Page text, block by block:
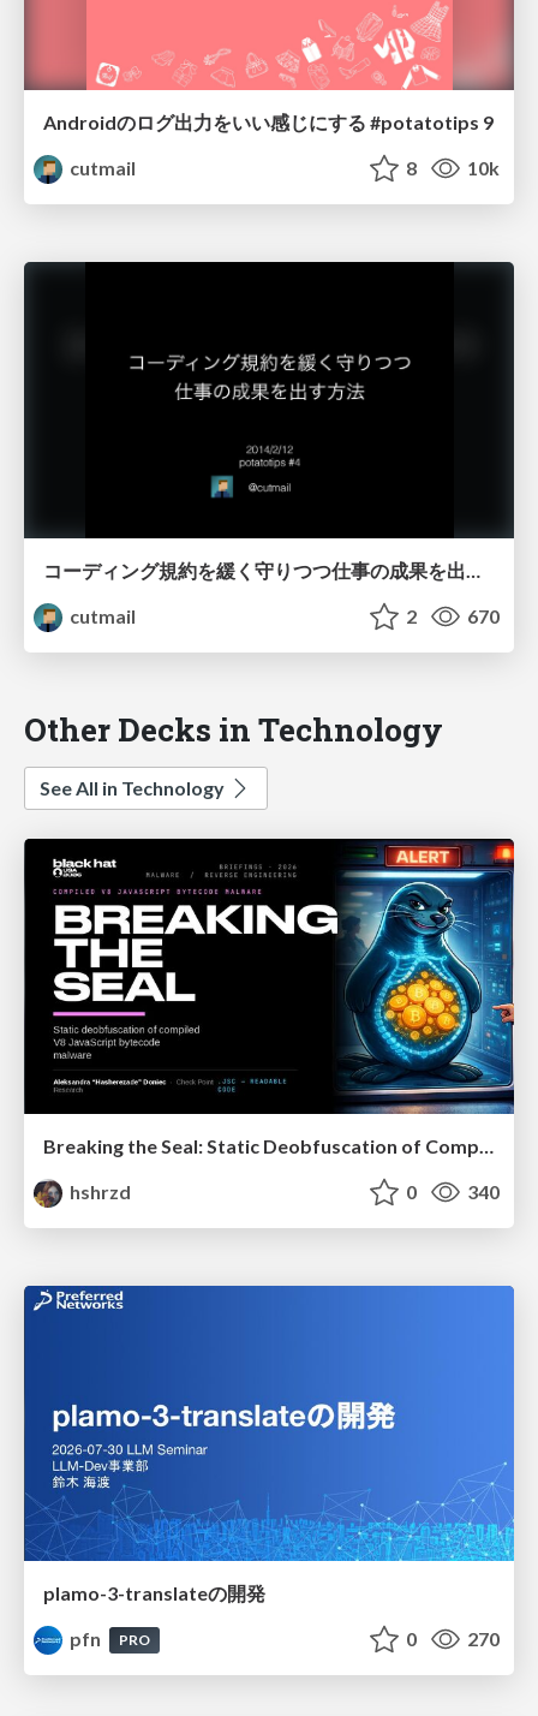
Androidのログ出力をいい感じにする #potatotips 9
cutmail
8 10k
cutmail
2 670
Other Decks in Technology
See All in Technology
Breaking the Seal: Static Deobfuscation of Compiled V8 JavaScript Bytecode Malware
hshrzd
0 340
plamo-3-translateの開発
pfn
PRO 0 270